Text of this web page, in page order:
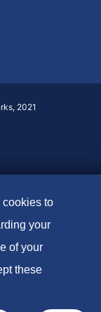
2021
cookies to
your
of your
these